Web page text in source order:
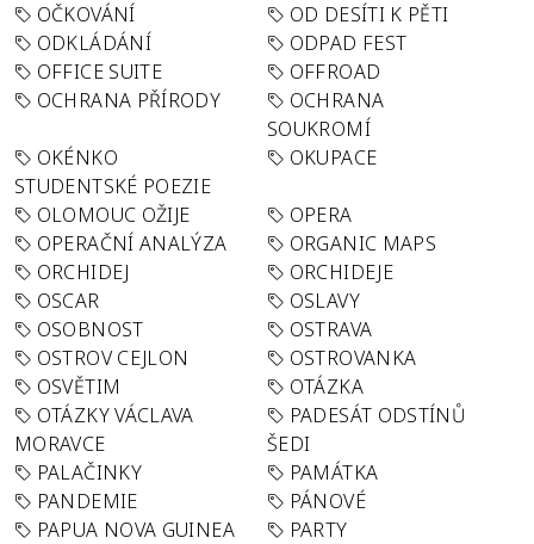
OČKOVÁNÍ
OD DESÍTI K PĚTI
ODKLÁDÁNÍ
ODPAD FEST
OFFICE SUITE
OFFROAD
OCHRANA PŘÍRODY
OCHRANA
SOUKROMÍ
OKÉNKO
STUDENTSKÉ POEZIE
OKUPACE
OLOMOUC OŽIJE
OPERA
OPERAČNÍ ANALÝZA
ORGANIC MAPS
ORCHIDEJ
ORCHIDEJE
OSCAR
OSLAVY
OSOBNOST
OSTRAVA
OSTROV CEJLON
OSTROVANKA
OSVĚTIM
OTÁZKA
OTÁZKY VÁCLAVA
MORAVCE
PADESÁT ODSTÍNŮ
ŠEDI
PALAČINKY
PAMÁTKA
PANDEMIE
PÁNOVÉ
PAPUA NOVA GUINEA
PARTY